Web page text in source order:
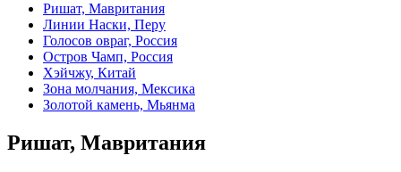
Ришат, Мавритания
Линии Наски, Перу
Голосов овраг, Россия
Остров Чамп, Россия
Хэйчжу, Китай
Зона молчания, Мексика
Золотой камень, Мьянма
Ришат, Мавритания